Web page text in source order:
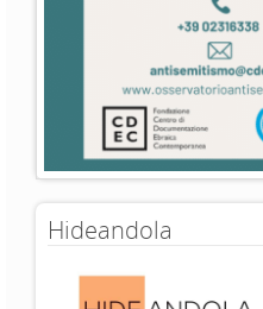
Hideandola